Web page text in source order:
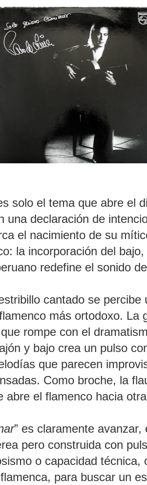
solo el tema que abre el
una declaración de
el nacimiento de su
la incorporación del
redefine el sonido
cantado se
más ortodoxo. La
rompe con el
y bajo crea un pulso
que parecen
Como broche, la
abre el flamenco hacia
” es claramente
pero construida con
o capacidad técnica,
para buscar un